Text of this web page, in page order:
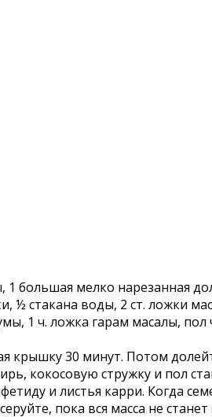
большая мелко нарезанная
стакана воды, 2 ст. ложки
1 ч. ложка гарам масалы, пол
крышку 30 минут. Потом
кокосовую стружку и пол
и листья карри. Когда
пока вся масса не